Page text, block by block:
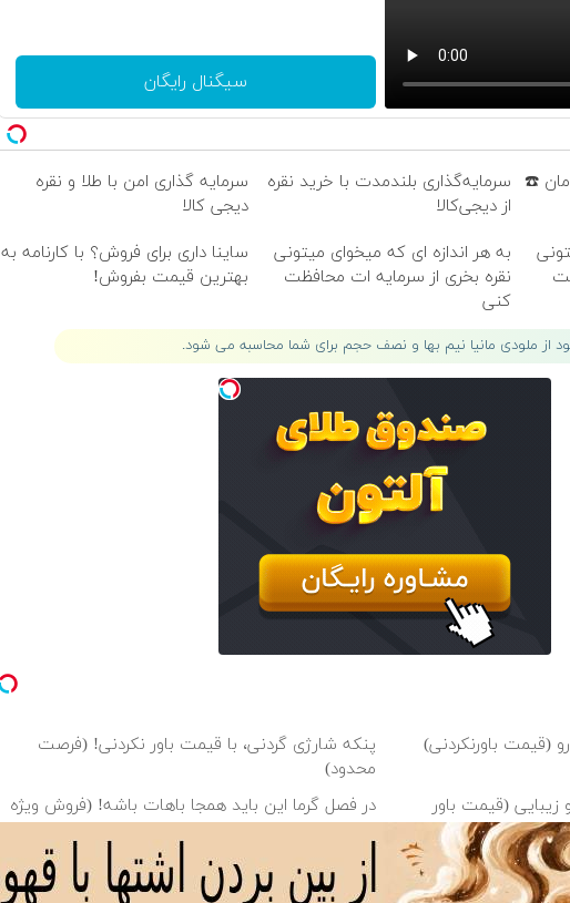
سیگنال رایگان
☎️
سرمایه‌گذاری بلندمدت با خرید نقره
از دیجی‌کالا
سرمایه گذاری امن با طلا و نقره
دیجی کالا
به هر اندازه ای که میخوای میتونی
نقره بخری از سرمایه ات محافظت
کنی
ساینا داری برای فروش؟ با کارنامه به
بهترین قیمت بفروش!
از ملودی مانیا نیم بها و نصف حجم برای شما محاسبه می شود.
(قیمت باورنکردنی)
پنکه شارژی گردنی، با قیمت باور نکردنی! (فرصت
محدود)
زیبایی (قیمت باور
در فصل گرما این باید همجا باهات باشه! (فروش ویژه
نصف قیمت بازار)
(قیمت رو ببینی باور
پنکه مه پاش رومیزی، مخصوص گرمایی‌ها!!